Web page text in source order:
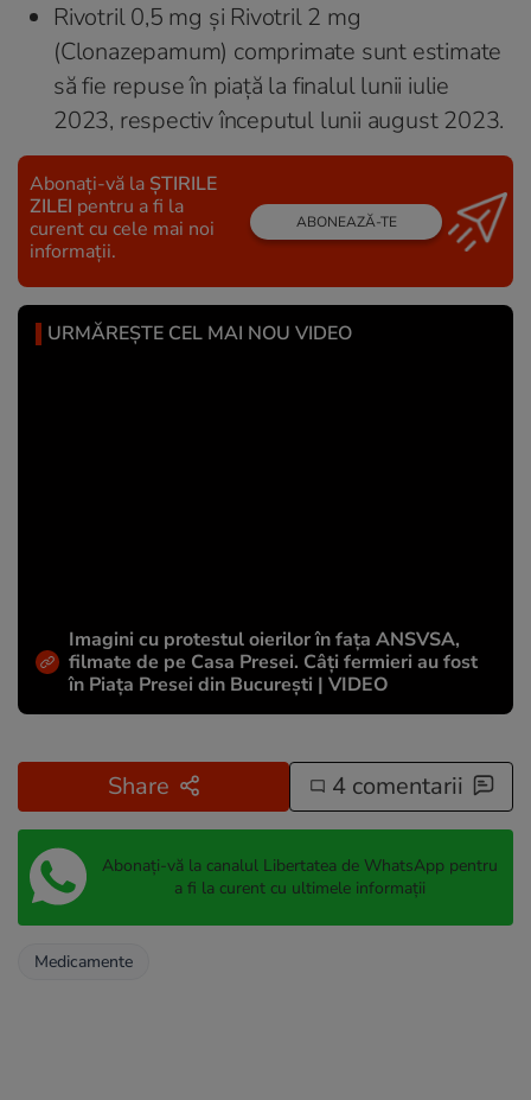
Rivotril 0,5 mg şi Rivotril 2 mg
(Clonazepamum) comprimate sunt estimate
să fie repuse în piață la finalul lunii iulie
2023, respectiv începutul lunii august 2023.
Abonați-vă la ȘTIRILE
ZILEI pentru a fi la
curent cu cele mai noi
informații.
ABONEAZĂ-TE
URMĂREȘTE CEL MAI NOU VIDEO
Imagini cu protestul oierilor în fața ANSVSA,
filmate de pe Casa Presei. Câți fermieri au fost
în Piața Presei din București | VIDEO
Share 4 comentarii
Abonați-vă la canalul Libertatea de WhatsApp pentru
a fi la curent cu ultimele informații
Medicamente